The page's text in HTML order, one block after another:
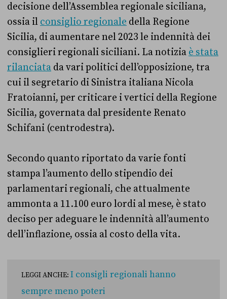
decisione dell’Assemblea regionale siciliana,
ossia il consiglio regionale della Regione
Sicilia, di aumentare nel 2023 le indennità dei
consiglieri regionali siciliani. La notizia è stata
rilanciata da vari politici dell’opposizione, tra
cui il segretario di Sinistra italiana Nicola
Fratoianni, per criticare i vertici della Regione
Sicilia, governata dal presidente Renato
Schifani (centrodestra).
Secondo quanto riportato da varie fonti
stampa l’aumento dello stipendio dei
parlamentari regionali, che attualmente
ammonta a 11.100 euro lordi al mese, è stato
deciso per adeguare le indennità all’aumento
dell’inflazione, ossia al costo della vita.
LEGGI ANCHE: I consigli regionali hanno
sempre meno poteri